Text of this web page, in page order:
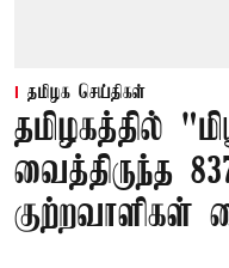
தமிழக செய்திகள்
தமிழகத்தில்
வைத்திருந்த
குற்றவாளிகள்